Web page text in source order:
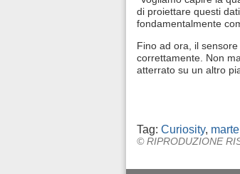
di proiettare questi
fondamentalmente
Fino ad ora, il
correttamente. Non
atterrato su un altro
Tag: Curiosity, marte
© RIPRODUZIONE